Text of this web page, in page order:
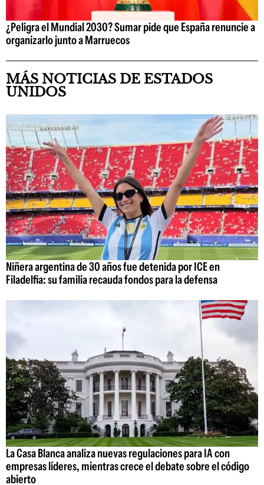
¿Peligra el Mundial 2030? Sumar pide que España renuncie a
organizarlo junto a Marruecos
MÁS NOTICIAS DE ESTADOS
UNIDOS
Niñera argentina de 30 años fue detenida por ICE en
Filadelfia: su familia recauda fondos para la defensa
La Casa Blanca analiza nuevas regulaciones para IA con
empresas líderes, mientras crece el debate sobre el código
abierto